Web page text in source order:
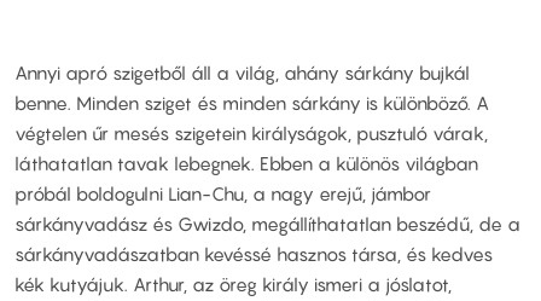
Annyi apró szigetből áll a világ, ahány sárkány bujkál
benne. Minden sziget és minden sárkány is különböző. A
végtelen űr mesés szigetein királyságok, pusztuló várak,
láthatatlan tavak lebegnek. Ebben a különös világban
próbál boldogulni Lian-Chu, a nagy erejű, jámbor
sárkányvadász és Gwizdo, megállíthatatlan beszédű, de a
sárkányvadászatban kevéssé hasznos társa, és kedves
kék kutyájuk. Arthur, az öreg király ismeri a jóslatot,